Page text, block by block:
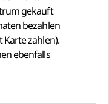
gekauft
bezahlen
zahlen).
ebenfalls